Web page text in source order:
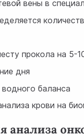
вены в
прокола на 5-
дня
баланса
крови на
анализа